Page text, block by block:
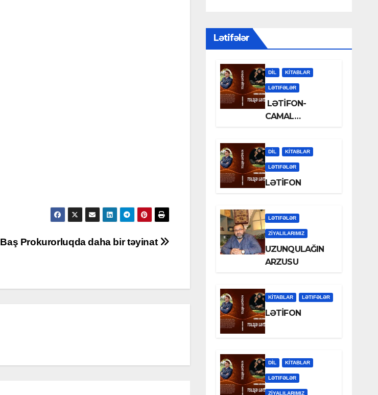
Baş Prokurorluqda daha bir təyinat
Lətifələr
DİL KİTABLAR
LƏTIFƏLƏR
LƏTİFON-
CAMAL
DİL KİTABLAR
LƏTIFƏLƏR
LƏTİFON
LƏTIFƏLƏR
ZİYALILARIMIZ
UZUNQULAĞIN
ARZUSU
KİTABLAR LƏTIFƏLƏR
LƏTİFON
DİL KİTABLAR
LƏTIFƏLƏR
ZİYALILARIMIZ